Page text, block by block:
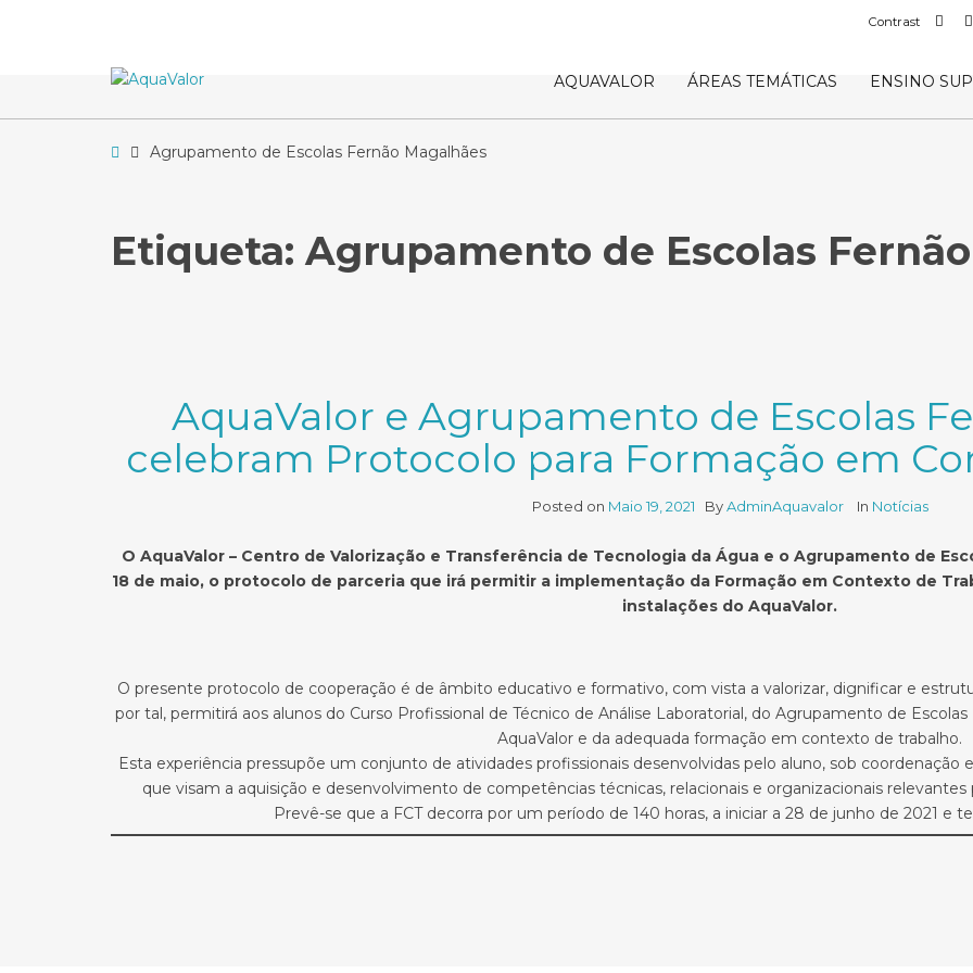
Contrast
AQUAVALOR ÁREAS TEMÁTICAS ENSINO
HomeAgrupamento de Escolas Fernão Magalhães
Etiqueta: Agrupamento de Escolas
AquaValor e Agrupamento de Escolas
celebram Protocolo para Formação em
Posted on Maio 19, 2021 ByAdminAquavalor In Notícias
O AquaValor – Centro de Valorização e Transferência de Tecnologia da Água e o Agrupamento de
18 de maio, o protocolo de parceria que irá permitir a implementação da Formação em Contexto de
instalações do AquaValor.
O presente protocolo de cooperação é de âmbito educativo e formativo, com vista a valorizar, dignificar e
por tal, permitirá aos alunos do Curso Profissional de Técnico de Análise Laboratorial, do Agrupamento de
AquaValor e da adequada formação em contexto de trabalho.
Esta experiência pressupõe um conjunto de atividades profissionais desenvolvidas pelo aluno, sob
que visam a aquisição e desenvolvimento de competências técnicas, relacionais e organizacionais
Prevê-se que a FCT decorra por um período de 140 horas, a iniciar a 28 de junho de 2021 e